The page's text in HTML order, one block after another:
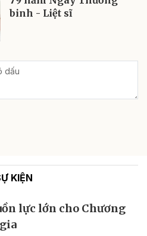
binh - Liệt sĩ
KIỆN
lực lớn cho Chương